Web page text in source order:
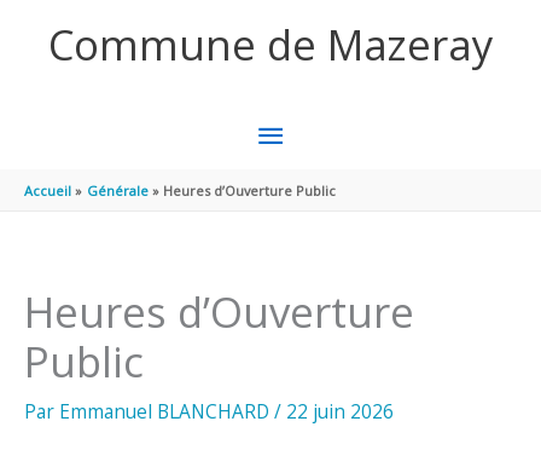
Commune de Mazeray
MENU
PRINCIPAL
Accueil Générale Heures d’Ouverture Public
Heures d’Ouverture
Public
Par Emmanuel BLANCHARD / 22 juin 2026